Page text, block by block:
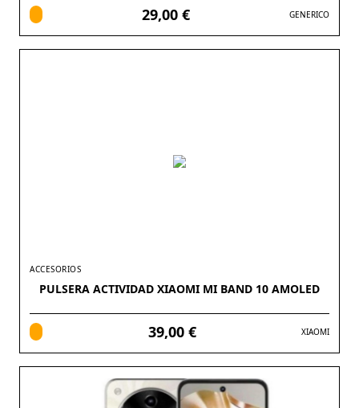
29,00 € GENERICO
ACCESORIOS
PULSERA ACTIVIDAD XIAOMI MI BAND 10 AMOLED
39,00 € XIAOMI